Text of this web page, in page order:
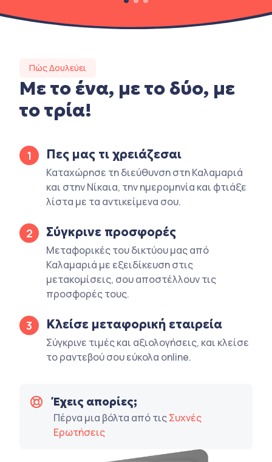
Πώς Δουλεύει
Με το ένα, με το δύο, με
το τρία!
1 Πες μας τι χρειάζεσαι
Καταχώρησε τη διεύθυνση στη Καλαμαριά
και στην Νίκαια, την ημερομηνία και φτιάξε
λίστα με τα αντικείμενα σου.
2 Σύγκρινε προσφορές
Μεταφορικές του δικτύου μας από
Καλαμαριά με εξειδίκευση στις
μετακομίσεις, σου αποστέλλουν τις
προσφορές τους.
3 Κλείσε μεταφορική εταιρεία
Σύγκρινε τιμές και αξιολογήσεις, και κλείσε
το ραντεβού σου εύκολα online.
Έχεις απορίες;
Πέρνα μια βόλτα από τιςΣυχνές
Ερωτήσεις